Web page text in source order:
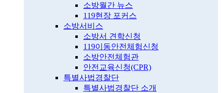
소방월간 뉴스
119현장 포커스
소방서비스
소방서 견학신청
119이동안전체험신청
소방안전체험관
안전교육신청(CPR)
특별사법경찰단
특별사법경찰단 소개